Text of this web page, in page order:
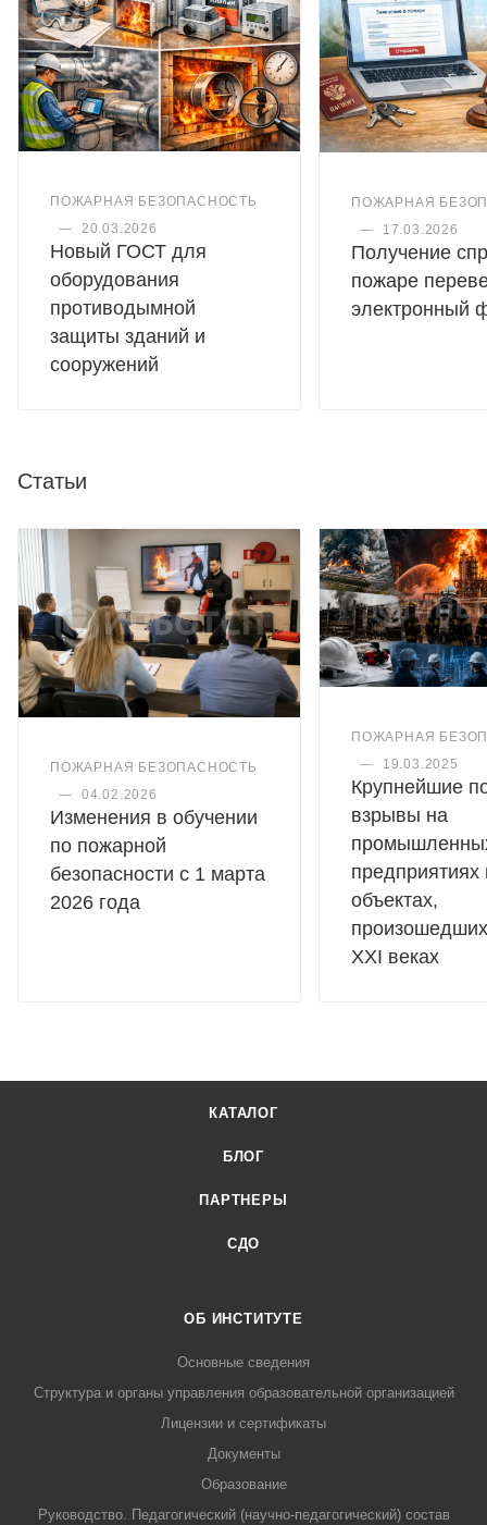
ПОЖАРНАЯ БЕЗОПАСНОСТЬ
—
20.03.2026
Новый ГОСТ для
оборудования
противодымной
защиты зданий и
сооружений
ПОЖАРНАЯ
—
17.03.2026
Получение
пожаре
электронный
Статьи
ПОЖАРНАЯ БЕЗОПАСНОСТЬ
—
04.02.2026
Изменения в обучении
по пожарной
безопасности с 1 марта
2026 года
ПОЖАРНАЯ
—
19.03.2025
Крупнейшие
взрывы на
предприятиях
объектах,
XXI веках
КАТАЛОГ
БЛОГ
ПАРТНЕРЫ
СДО
ОБ ИНСТИТУТЕ
Основные сведения
Структура и органы управления образовательной организацией
Лицензии и сертификаты
Документы
Образование
Руководство. Педагогический (научно-педагогический) состав